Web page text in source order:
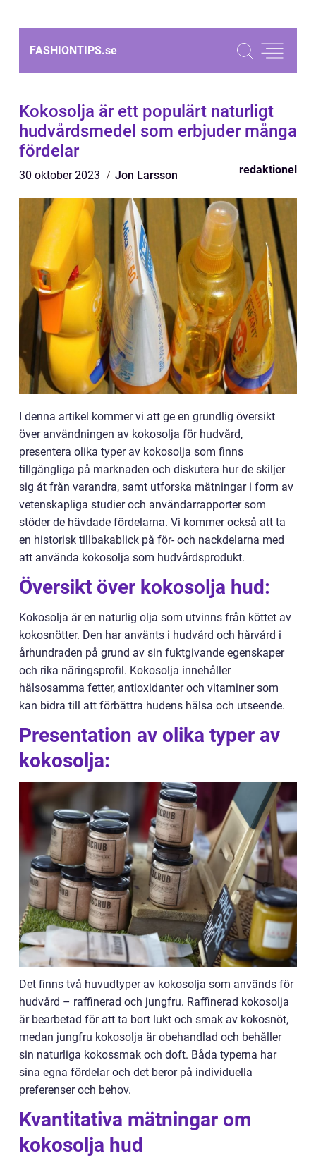
FASHIONTIPS.se
Kokosolja är ett populärt naturligt
hudvårdsmedel som erbjuder många
fördelar
30 oktober 2023 Jon Larsson redaktionel
I denna artikel kommer vi att ge en grundlig översikt
över användningen av kokosolja för hudvård,
presentera olika typer av kokosolja som finns
tillgängliga på marknaden och diskutera hur de skiljer
sig åt från varandra, samt utforska mätningar i form av
vetenskapliga studier och användarrapporter som
stöder de hävdade fördelarna. Vi kommer också att ta
en historisk tillbakablick på för- och nackdelarna med
att använda kokosolja som hudvårdsprodukt.
Översikt över kokosolja hud:
Kokosolja är en naturlig olja som utvinns från köttet av
kokosnötter. Den har använts i hudvård och hårvård i
århundraden på grund av sin fuktgivande egenskaper
och rika näringsprofil. Kokosolja innehåller
hälsosamma fetter, antioxidanter och vitaminer som
kan bidra till att förbättra hudens hälsa och utseende.
Presentation av olika typer av
kokosolja:
Det finns två huvudtyper av kokosolja som används för
hudvård – raffinerad och jungfru. Raffinerad kokosolja
är bearbetad för att ta bort lukt och smak av kokosnöt,
medan jungfru kokosolja är obehandlad och behåller
sin naturliga kokossmak och doft. Båda typerna har
sina egna fördelar och det beror på individuella
preferenser och behov.
Kvantitativa mätningar om
kokosolja hud